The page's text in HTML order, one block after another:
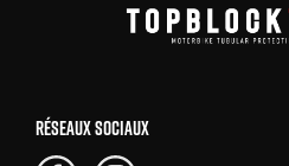
RÉSEAUX SOCIAUX